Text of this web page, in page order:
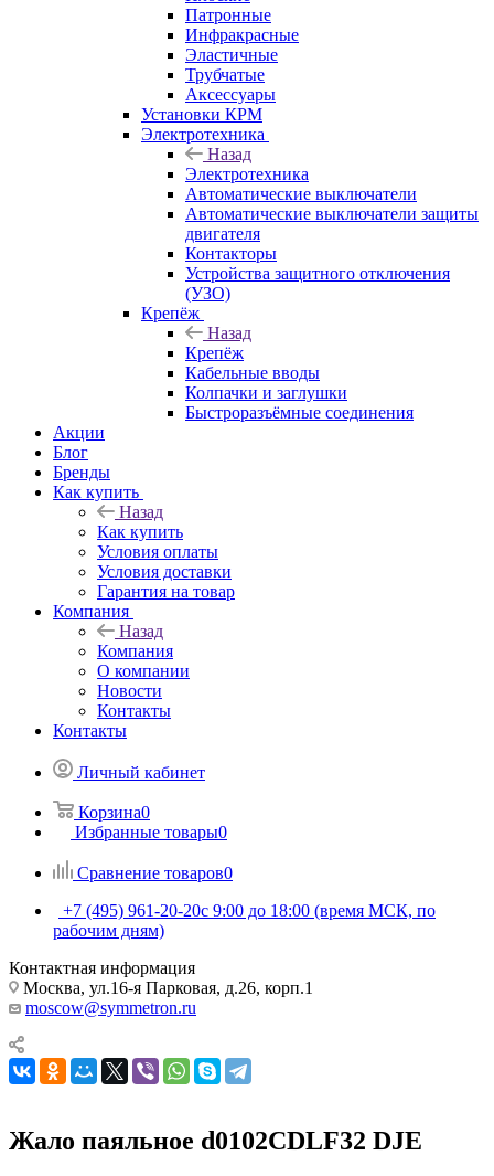
Патронные
Инфракрасные
Эластичные
Трубчатые
Аксессуары
Установки КРМ
Электротехника
Назад
Электротехника
Автоматические выключатели
Автоматические выключатели защиты
двигателя
Контакторы
Устройства защитного отключения
(УЗО)
Крепёж
Назад
Крепёж
Кабельные вводы
Колпачки и заглушки
Быстроразъёмные соединения
Акции
Блог
Бренды
Как купить
Назад
Как купить
Условия оплаты
Условия доставки
Гарантия на товар
Компания
Назад
Компания
О компании
Новости
Контакты
Контакты
Личный кабинет
Корзина0
Избранные товары0
Сравнение товаров0
+7 (495) 961-20-20с 9:00 до 18:00 (время МСК, по
рабочим дням)
Контактная информация
Москва, ул.16-я Парковая, д.26, корп.1
moscow@symmetron.ru
Жало паяльное d0102CDLF32 DJE